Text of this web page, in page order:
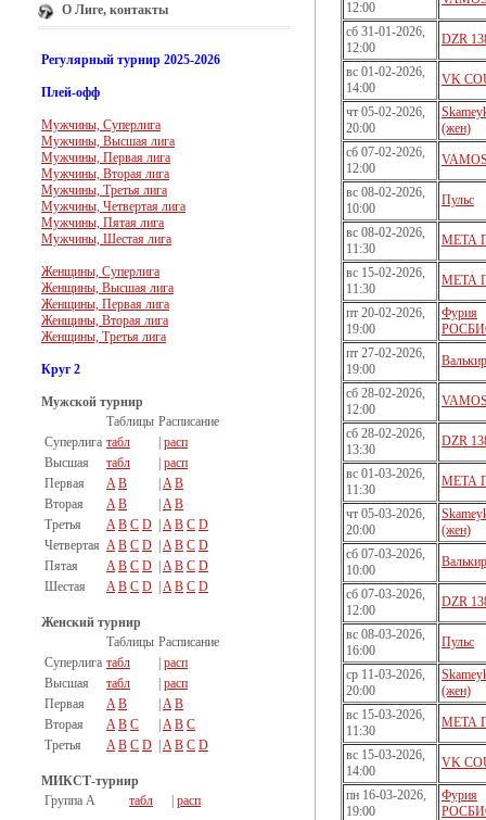
О Лиге, контакты
Регулярный турнир 2025-2026
Плей-офф
Мужчины, Суперлига
Мужчины, Высшая лига
Мужчины, Первая лига
Мужчины, Вторая лига
Мужчины, Третья лига
Мужчины, Четвертая лига
Мужчины, Пятая лига
Мужчины, Шестая лига
Женщины, Суперлига
Женщины, Высшая лига
Женщины, Первая лига
Женщины, Вторая лига
Женщины, Третья лига
Круг 2
Мужской турнир
Таблицы Расписание
Суперлига табл
расп
Высшая
табл
расп
Первая
A B A B
Вторая
A B A B
Третья
A B C D A B C D
Четвертая A B C D A B C D
Пятая
A B C D A B C D
Шестая
A B C D A B C D
Женский турнир
Таблицы Расписание
Суперлига табл
расп
Высшая
табл
расп
Первая
A B A B
Вторая
A B C A B C
Третья
A B C D A B C D
МИКСТ-турнир
Группа А
табл расп
12:00
сб 31-01-2026,
12:00
DZR
вс 01-02-2026,
14:00
VK
чт 05-02-2026,
20:00
(жен)
сб 07-02-2026,
12:00
вс 08-02-2026,
10:00
Пульс
вс 08-02-2026,
11:30
МЕТА
вс 15-02-2026,
11:30
МЕТА
пт 20-02-2026,
19:00
Фурия
пт 27-02-2026,
19:00
сб 28-02-2026,
12:00
сб 28-02-2026,
13:30
DZR
вс 01-03-2026,
11:30
МЕТА
чт 05-03-2026,
20:00
(жен)
сб 07-03-2026,
10:00
сб 07-03-2026,
12:00
DZR
вс 08-03-2026,
16:00
Пульс
ср 11-03-2026,
20:00
(жен)
вс 15-03-2026,
11:30
МЕТА
вс 15-03-2026,
14:00
VK
пн 16-03-2026,
19:00
Фурия